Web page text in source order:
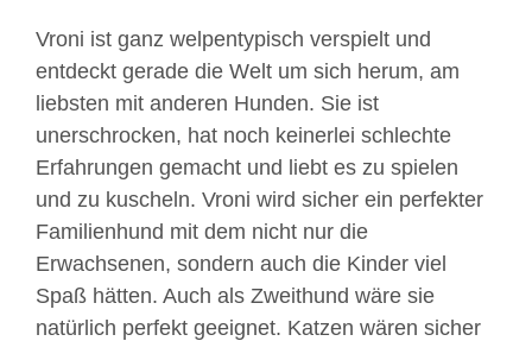
Vroni ist ganz welpentypisch verspielt und
entdeckt gerade die Welt um sich herum, am
liebsten mit anderen Hunden. Sie ist
unerschrocken, hat noch keinerlei schlechte
Erfahrungen gemacht und liebt es zu spielen
und zu kuscheln. Vroni wird sicher ein perfekter
Familienhund mit dem nicht nur die
Erwachsenen, sondern auch die Kinder viel
Spaß hätten. Auch als Zweithund wäre sie
natürlich perfekt geeignet. Katzen wären sicher